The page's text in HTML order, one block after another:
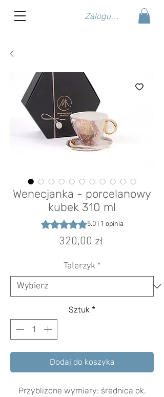
Zaloguj się
Wenecjanka - porcelanowy
kubek 310 ml
Ocena to 5.0 na pięć gwiazdek
5.0 | 1 opinia
320,00 złCena
Talerzyk *
Sztuk *
Dodaj do koszyka
Przybliżone wymiary: średnica ok.